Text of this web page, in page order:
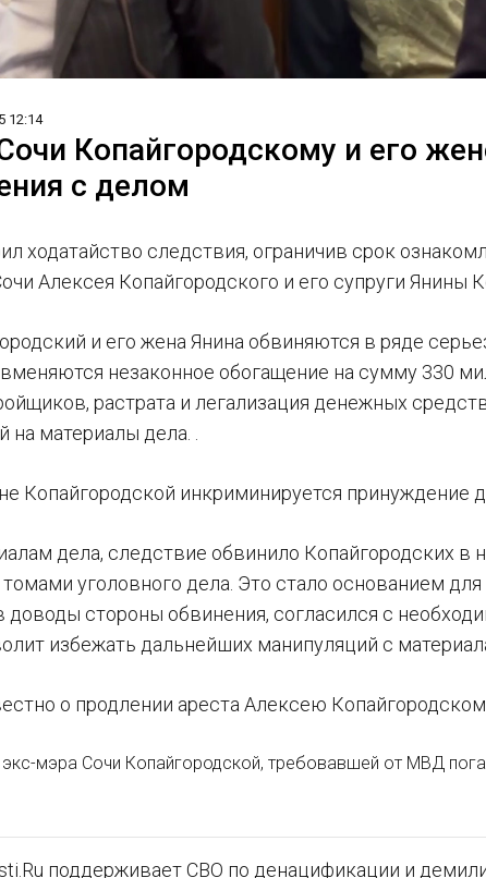
12:14
Копайгородскому и его
с делом
ходатайство следствия, ограничив срок
Алексея Копайгородского и его супруги Янины
и его жена Янина обвиняются в ряде
незаконное обогащение на сумму 330
растрата и легализация денежных
материалы дела. .
Копайгородской инкриминируется принуждение
дела, следствие обвинило Копайгородских в
уголовного дела. Это стало основанием для
доводы стороны обвинения, согласился с
избежать дальнейших манипуляций с
о продлении ареста Алексею
мэра Сочи Копайгородской, требовавшей от МВД
поддерживает СВО по денацификации и